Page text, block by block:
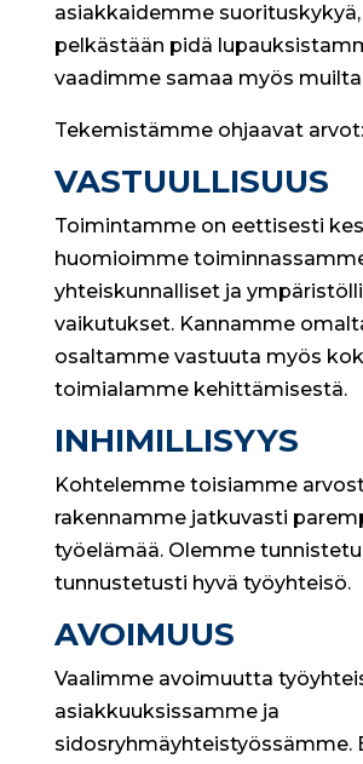
asiakkaidemme
pelkästään pidä
vaadimme samaa myös
Tekemistämme ohjaavat arvot:
VASTUULLISUUS
Toimintamme on eettisesti
huomioimme
yhteiskunnalliset ja
vaikutukset. Kannamme
osaltamme vastuuta myös
toimialamme kehittämisestä.
INHIMILLISYYS
Kohtelemme toisiamme
rakennamme jatkuvasti
työelämää. Olemme
tunnustetusti hyvä työyhteisö.
AVOIMUUS
Vaalimme avoimuutta
asiakkuuksissamme ja
sidosryhmäyhteistyössämme.